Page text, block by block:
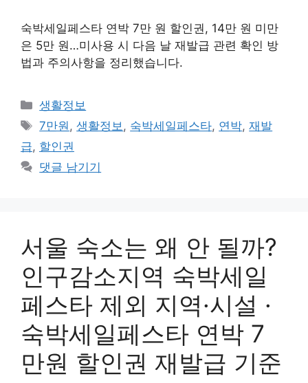
숙박세일페스타 연박 7만 원 할인권, 14만 원 미만
은 5만 원…미사용 시 다음 날 재발급 관련 확인 방
법과 주의사항을 정리했습니다.
카
테
리
생활정보
태
그
7만원 ,생활정보 , 숙박세일페스타, 연박,재발
급, 할인권
댓글 남기기
서울 숙소는 왜 안 될까?
인구감소지역 숙박세일
페스타 제외 지역·시설 ·
숙박세일페스타 연박 7
만원 할인권 재발급 기준